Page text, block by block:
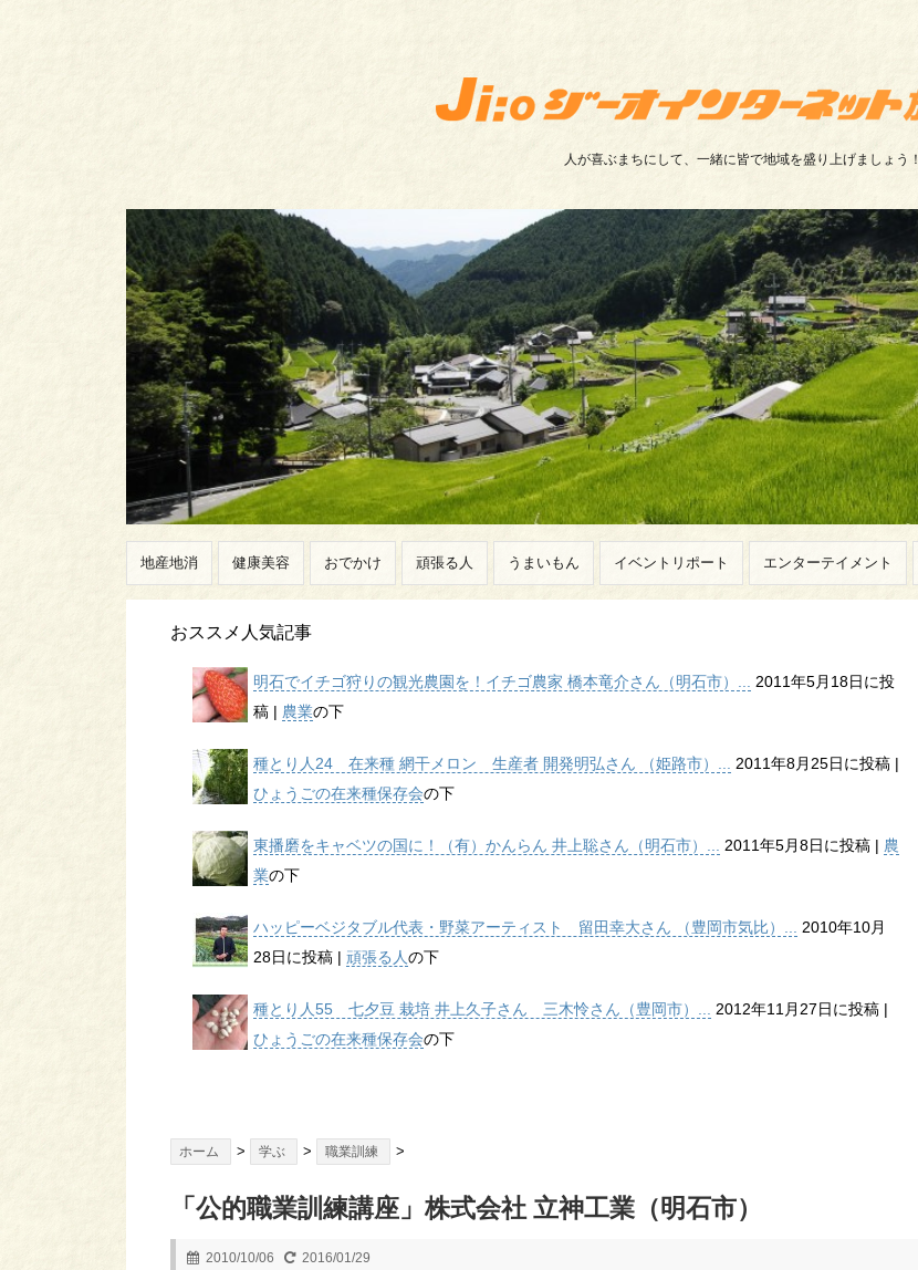
人が喜ぶまちにして、一緒に皆で地域を盛り上げましょう！
地産地消 健康美容 おでかけ 頑張る人 うまいもん イベントリポート エンターテイメント
おススメ人気記事
明石でイチゴ狩りの観光農園を！イチゴ農家 橋本竜介さん（明石市）...
2011年5月18日に投
稿 | 農業の下
種とり人24 在来種 網干メロン 生産者 開発明弘さん （姫路市）... 2011年8月25日に投稿 |
ひょうごの在来種保存会の下
東播磨をキャベツの国に！（有）かんらん 井上聡さん（明石市）... 2011年5月8日に投稿 | 農
業の下
ハッピーベジタブル代表・野菜アーティスト 留田幸大さん （豊岡市気比）...
2010年10月
28日に投稿 | 頑張る人の下
種とり人55 七夕豆 栽培 井上久子さん 三木怜さん（豊岡市）... 2012年11月27日に投稿 |
ひょうごの在来種保存会の下
ホーム > 学ぶ > 職業訓練 >
「公的職業訓練講座」株式会社 立神工業（明石市）
2010/10/06 2016/01/29